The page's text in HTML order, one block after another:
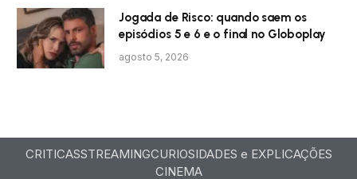
Jogada de Risco: quando saem os
episódios 5 e 6 e o final no Globoplay
agosto 5, 2026
CRITICASSTREAMINGCURIOSIDADES e EXPLICAÇÕES
CINEMA